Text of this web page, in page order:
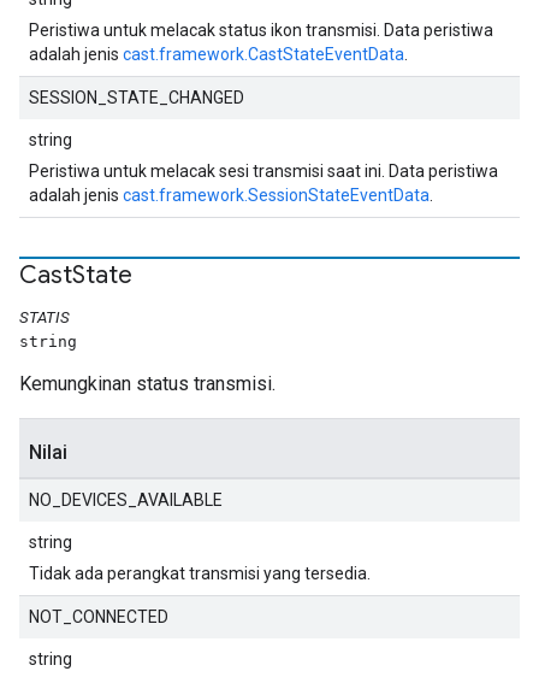
Peristiwa untuk melacak status ikon transmisi. Data peristiwa
adalah jenis cast.framework.CastStateEventData
SESSION_STATE_CHANGED
string
Peristiwa untuk melacak sesi transmisi saat ini. Data peristiwa
adalah jenis cast.framework.SessionStateEventData
CastState
STATIS
string
Kemungkinan status transmisi.
Nilai
NO_DEVICES_AVAILABLE
string
Tidak ada perangkat transmisi yang tersedia.
NOT_CONNECTED
string